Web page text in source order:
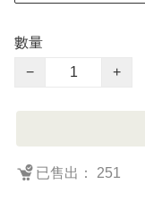
數量
−
+
已售出： 251